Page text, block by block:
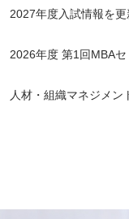
2027年度入試情報を更
2026年度 第1回MBA
人材・組織マネジメン